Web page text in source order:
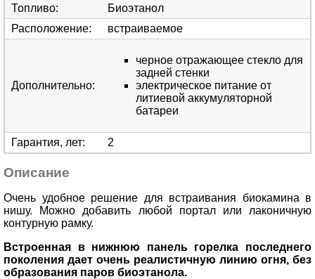
Топливо:
Биоэтанол
Расположение: встраиваемое
Дополнительно:
черное отражающее стекло для
задней стенки
электрическое питание от
литиевой аккумуляторной
батареи
Гарантия, лет: 2
Описание
Очень удобное решение для встраивания биокамина в
нишу. Можно добавить любой портал или лаконичную
контурную рамку.
Встроенная в нижнюю панель горелка последнего
поколения дает очень реалистичную линию огня, без
образования паров биоэтанола.